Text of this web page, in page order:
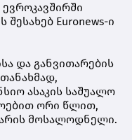
შესახებ Euronews-ი
და განვითარების
ასაკის საშუალო
ორი წლით,
მოსალოდნელი.